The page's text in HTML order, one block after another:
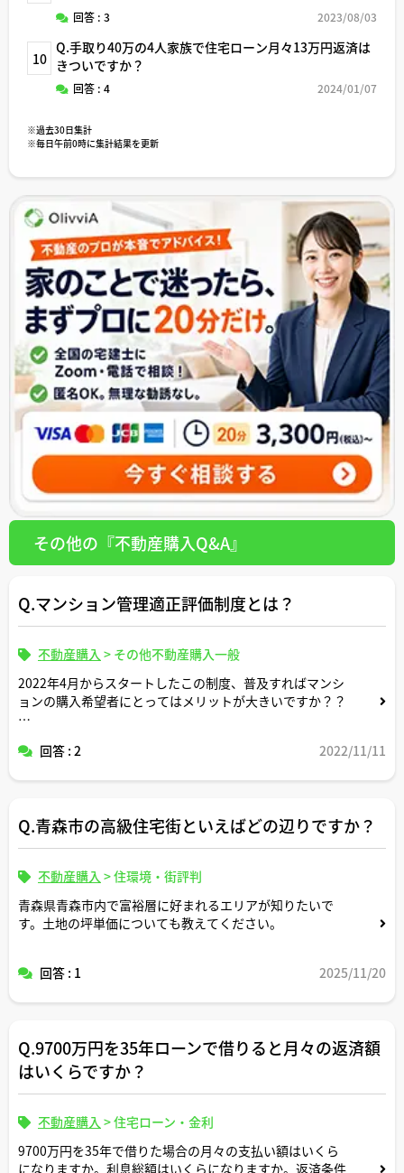
回答 : 3 2023/08/03
10
Q.手取り40万の4人家族で住宅ローン月々13万円返済は
きついですか？
回答 : 4 2024/01/07
※過去30日集計
※毎日午前0時に集計結果を更新
その他の『不動産購入Q&A』
Q.マンション管理適正評価制度とは？
不動産購入 > その他不動産購入一般
2022年4月からスタートしたこの制度、普及すればマンシ
ョンの購入希望者にとってはメリットが大きいですか？？
ど）についてもご解説いただけるとありがたいです。よろ
回答 : 2 2022/11/11
Q.青森市の高級住宅街といえばどの辺りですか？
不動産購入 >住環境・街評判
青森県青森市内で富裕層に好まれるエリアが知りたいで
す。土地の坪単価についても教えてください。
回答 : 1 2025/11/20
Q.9700万円を35年ローンで借りると月々の返済額
はいくらですか？
不動産購入 >住宅ローン・金利
9700万円を35年で借りた場合の月々の支払い額はいくら
になりますか。利息総額はいくらになりますか。返済条件